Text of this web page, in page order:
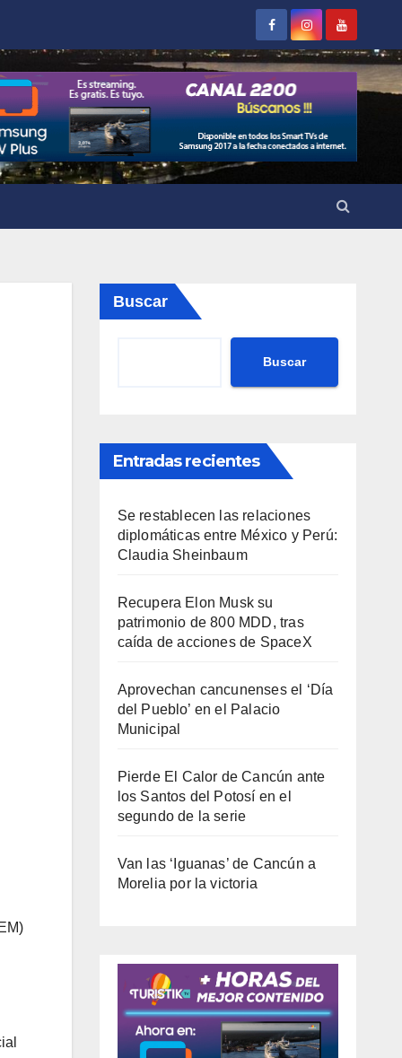
Buscar
Buscar
Entradas recientes
Se restablecen las relaciones
diplomáticas entre México y Perú:
Claudia Sheinbaum
Recupera Elon Musk su
patrimonio de 800 MDD, tras
caída de acciones de SpaceX
Aprovechan cancunenses el ‘Día
del Pueblo’ en el Palacio
Municipal
Pierde El Calor de Cancún ante
los Santos del Potosí en el
segundo de la serie
Van las ‘Iguanas’ de Cancún a
Morelia por la victoria